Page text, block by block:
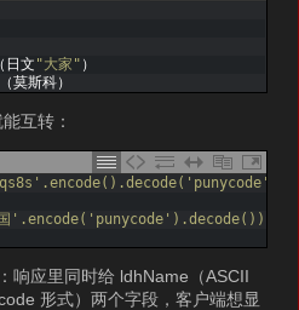
日文 "大家" ）
莫斯科）
互转：
'.encode('punycode').decode())"
响应里同时给 ldhName（ASCII
形式）两个字段，客户端想显